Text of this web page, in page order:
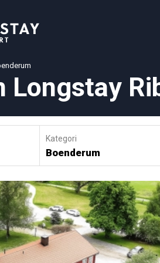
Longstay
Kategori
Boenderum